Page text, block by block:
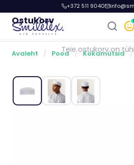
+372 511 9040
Avaleht / Pood / Kokamütsid /
Ostukorv
Teie ostukorv on tühi